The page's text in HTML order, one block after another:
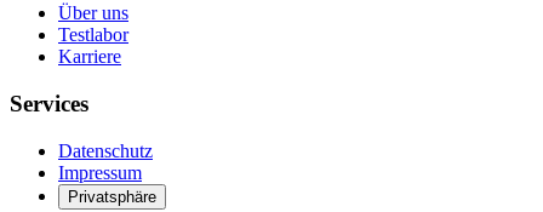
Über uns
Testlabor
Karriere
Services
Datenschutz
Impressum
Privatsphäre